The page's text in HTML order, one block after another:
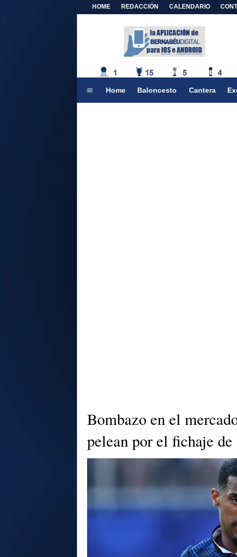
HOME REDACCIÓN CALENDARIO
Home Baloncesto Cantera
Bombazo en el
pelean por el fichaje